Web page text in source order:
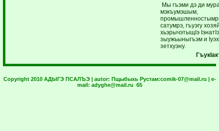
Мы гъэми дэ ди
мэкъумэшым,
сатумрэ, гъуэгу
хьэрычэтыщIэ
зыужьыныгъэм и
зетхуэну.
Copyright 2010 АДЫГЭ ПСАЛЪЭ | autor: Пщыбыхь Рустам:comik-07@mail.ru | e-
mail: adyghe@mail.ru 65